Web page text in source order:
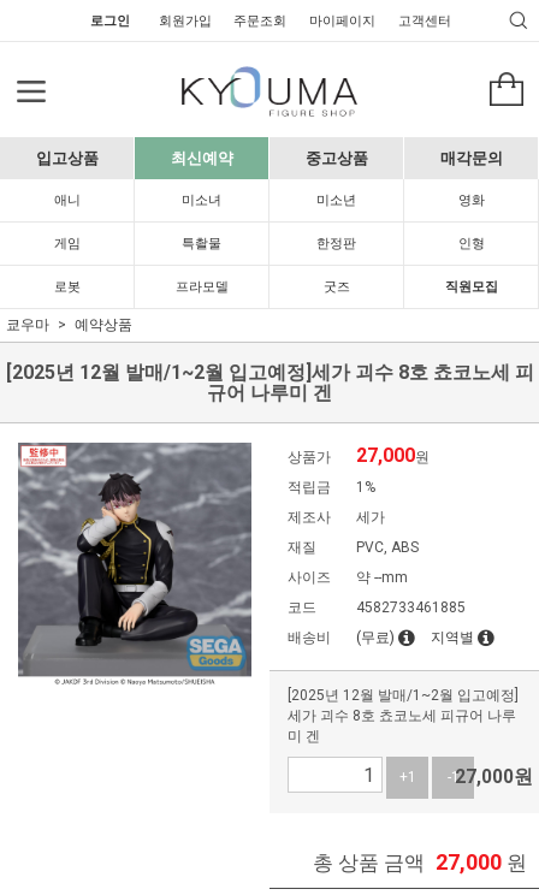
로그인 회원가입 주문조회 마이페이지 고객센터
입고상품 최신예약 중고상품 매각문의
애니 미소녀 미소년 영화
게임 특촬물 한정판 인형
로봇 프라모델 굿즈 직원모집
쿄우마 예약상품
[2025년 12월 발매/1~2월 입고예정]세가 괴수 8호 쵸코노세 피
규어 나루미 겐
상품가 27,000원
적립금
1%
제조사
세가
재질
PVC, ABS
사이즈
약 --mm
코드
4582733461885
배송비
(무료) 지역별
[2025년 12월 발매/1~2월 입고예정]
세가 괴수 8호 쵸코노세 피규어 나루
미 겐
+1 -127,000원
총 상품 금액 27,000 원